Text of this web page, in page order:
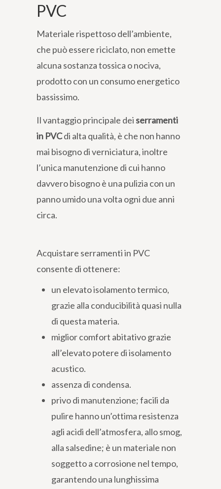
PVC
Materiale rispettoso dell’ambiente,
che può essere riciclato, non emette
alcuna sostanza tossica o nociva,
prodotto con un consumo energetico
bassissimo.
Il vantaggio principale dei serramenti
in PVCdi alta qualità, è che non hanno
mai bisogno di verniciatura, inoltre
l’unica manutenzione di cui hanno
davvero bisogno è una pulizia con un
panno umido una volta ogni due anni
circa.
Acquistare serramenti in PVC
consente di ottenere:
un elevato isolamento termico,
grazie alla conducibilità quasi nulla
di questa materia.
miglior comfort abitativo grazie
all’elevato potere di isolamento
acustico.
assenza di condensa.
privo di manutenzione; facili da
pulire hanno un’ottima resistenza
agli acidi dell’atmosfera, allo smog,
alla salsedine; è un materiale non
soggetto a corrosione nel tempo,
garantendo una lunghissima